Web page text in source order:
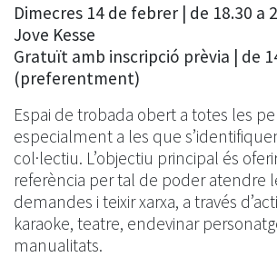
Dimecres 14 de febrer | de 18.30 a
Jove Kesse
Gratuït amb inscripció prèvia | de
(preferentment)
Espai de trobada obert a totes les
especialment a les que
col·lectiu. L’objectiu principal és
referència per tal de poder atendre
demandes i teixir xarxa, a través
karaoke, teatre, endevinar
manualitats.